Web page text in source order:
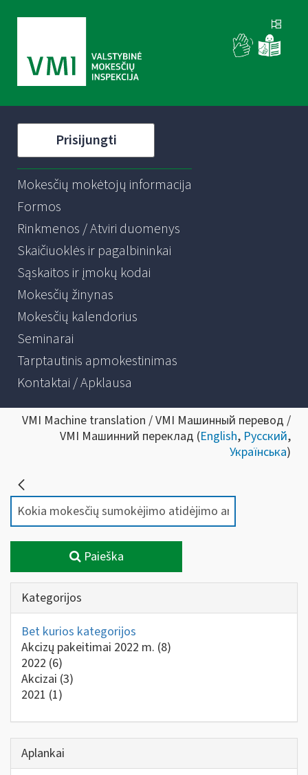
Prisijungti
Mokesčių mokėtojų informacija
Formos
Rinkmenos / Atviri duomenys
Skaičiuoklės ir pagalbininkai
Sąskaitos ir įmokų kodai
Mokesčių žinynas
Mokesčių kalendorius
Seminarai
Tarptautinis apmokestinimas
Kontaktai / Apklausa
VMI Machine translation / VMI Машинный перевод /
VMI Машинний переклад (English, Русский,
Українська)
Paieška
Kategorijos
Bet kurios kategorijos
Akcizų pakeitimai 2022 m. (8)
2022 (6)
Akcizai (3)
2021 (1)
Aplankai